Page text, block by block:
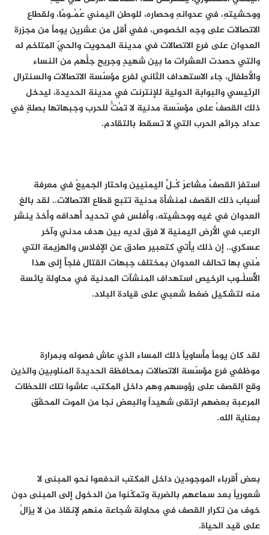
ووحشيتهِ، في عدوانهِ وحصاره، للوطن اليمني عُمُـومًا، ولقطاع
الاتصالات على وجه الخصوص، ففي أقل من عشرين يوماً من مجزرة
العدوان على فرع الاتصالات في مدينة المحويت والحيّ المتاخم له
والتي حصدت العشرات ما بين شهيدٍ وجريح جلُّهم من النساء
والأطفال، جاء الاستهداف الثاني لفرع مؤسّسة الاتصالات والسنترال
الرئيسي والبوابة الدولية للإنترنت في مدينة الحديدة، ليدخل
ذلك القصفُ على مؤسّسة مدنية لا تمُتُّ للحرب وجبهاتها بصلةٍ في
عداد جرائم الحرب التي لا تسقط بالتقادم.
استفز القصفُ مشاعرَ كُـلِّ اليمنيين واحتار الجميعُ في معرفة
أسباب ذلك القصف لمنشأة مدنية تتبع قطاع الاتصالات.. لقد بالغ
العدوان في غيه ووحشيته، وأفلس في تحديد أهدافه وأخذ ينشر
الرعب في الأرض اليمنية لا فرق لديه بين هدف مدني وآخر
عسكري.. إن ذلك يأتي كتعبير صادق عن الإفلاس والهزيمة التي
مُني بها تحالف العدوان بمختلف جبهات القتال فلجأ إلى هذا
الأُسلُـوب الرخيص استهداف المنشآت المدنية في محاولة يائسة
منه لتشكيل ضغط شعبي على قيادة البلاد.
لقد كان يوماً مأساوياً ذلك المساء الذي عاش فصوله وبمرارة
موظفي فرع مؤسّسة الاتصالات بمحافظة الحديدة المناوبين والذين
وقع القصف على رؤوسهم وهم داخل المكتب، عاشوا تلك اللحظات
المرعبة بعضهم ارتقى شهيداً والبعض نجا من الموت المحقّق
بعناية الله.
بعض أقرباء الموجودين داخل المكتب اندفعوا نحو المبنى لا
شعورياً بعد سماعهم بالضربة وتمكّنوا من الدخول إلى المبنى دون
خوف من تكرار القصف في محاولة شجاعة منهم لإنقاذ من لا يزالُ
على قيد الحياة.